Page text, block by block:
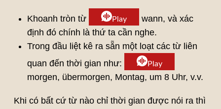
Khoanh tròn từ Play
wann, và xác
định đó chính là thứ ta cần nghe.
Trong đầu liệt kê ra sẵn một loạt các từ liên
quan đến thời gian như:
Play
morgen, übermorgen, Montag, um 8 Uhr, v.v.
Khi có bất cứ từ nào chỉ thời gian được nói ra thì